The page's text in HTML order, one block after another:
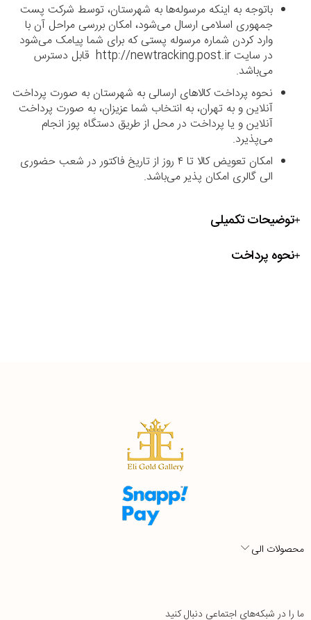
باتوجه به اینکه مرسوله‌ها به شهرستان، توسط شرکت پست
جمهوری اسلامی ارسال می‌شود، امکان بررسی مراحل آن با
وارد کردن شماره مرسوله پستی که برای شما پیامک می‌شود
در سایت http://newtracking.post.ir قابل دسترس
می‌باشد.
نحوه پرداخت کالاهای ارسالی به شهرستان به صورت پرداخت
آنلاین و به تهران، به انتخاب شما عزیزان، به صورت پرداخت
آنلاین و یا پرداخت در محل از طریق دستگاه پوز انجام
می‌پذیرد.
امکان تعویض کالا تا ۴ روز از تاریخ فاکتور در شعب حضوری
الی گالری امکان پذیر می‌باشد.
توضیحات تکمیلی
نحوه پرداخت
محصولات الی
ما را در شبکه‌های اجتماعی دنبال کنید